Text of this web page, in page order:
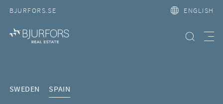
BJURFORS.SE ENGLISH
Search property
SWEDEN SPAIN
We help you find your dream